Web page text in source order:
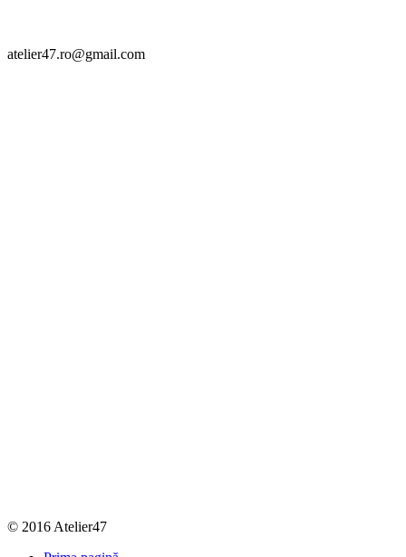
atelier47.ro@gmail.com
© 2016 Atelier47